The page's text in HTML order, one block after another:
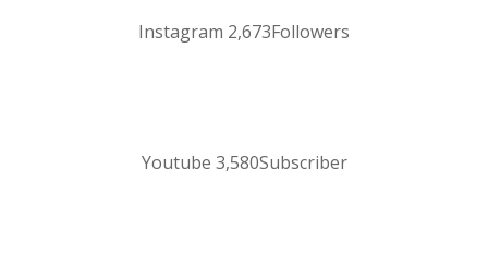
Instagram 2,673Followers
Youtube 3,580Subscriber